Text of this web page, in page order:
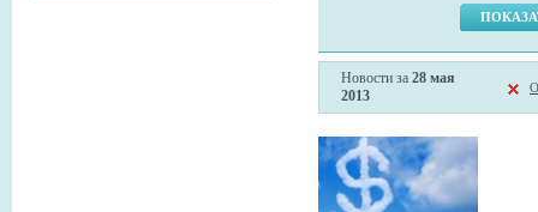
Новости за 28 мая
2013